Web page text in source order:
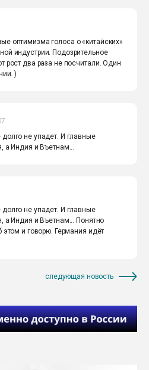
оптимизма голоса о «китайских»
индустрии. Подозрительное
рост два раза не посчитали. Один
)
не упадет. И главные
а Индия и Въетнам...
не упадет. И главные
а Индия и Въетнам... Понятно
этом и говорю. Германия идёт
следующая новость